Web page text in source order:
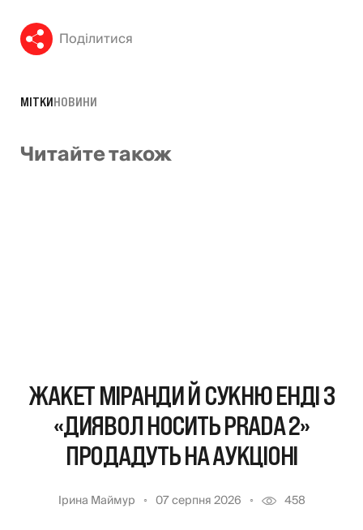
Поділитися
МІТКИНОВИНИ
Читайте також
ЖАКЕТ МІРАНДИ Й СУКНЮ ЕНДІ З
«ДИЯВОЛ НОСИТЬ PRADA 2»
ПРОДАДУТЬ НА АУКЦІОНІ
Ірина Маймур 07 серпня 2026 458